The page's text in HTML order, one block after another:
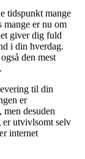
tidspunkt mange
mange er nu om
giver dig fuld
i din hverdag.
den mest
til din
er
desuden
utvivlsomt selv
internet